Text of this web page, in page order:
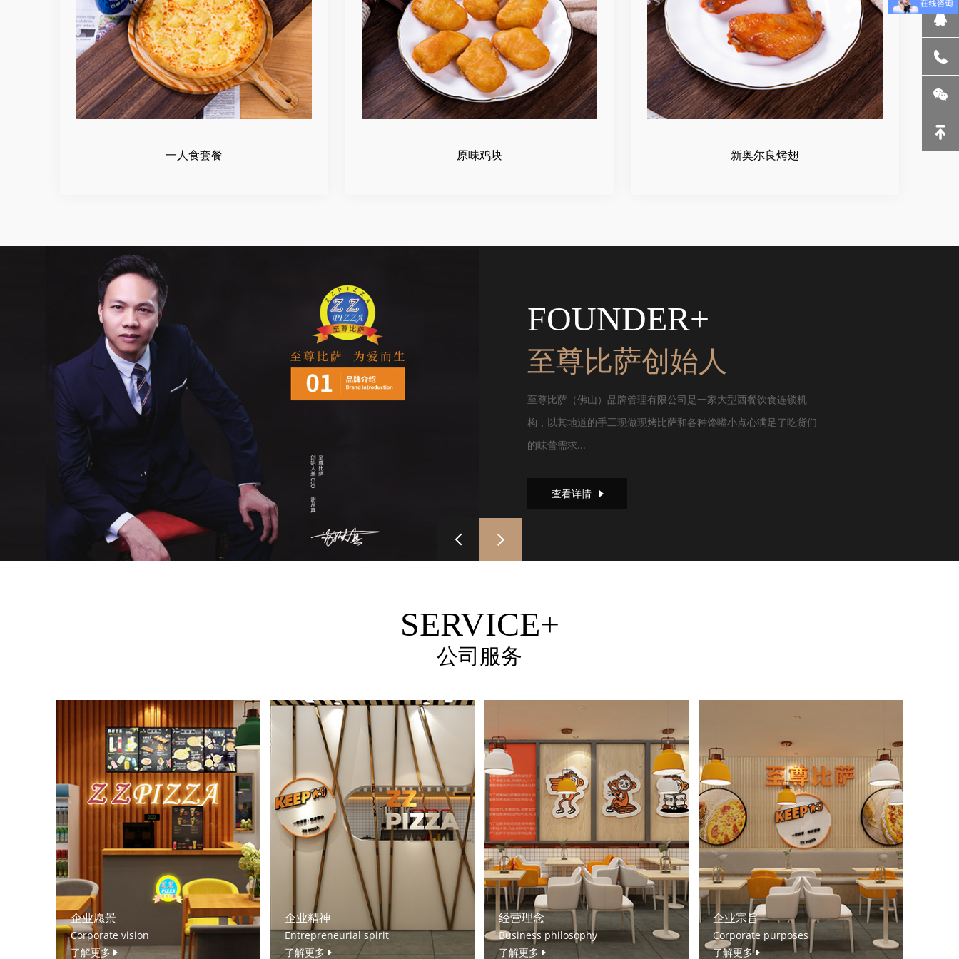
一人食套餐 原味鸡块 新奥尔良烤翅
FOUNDER+
至尊比萨创始人
至尊比萨（佛山）品牌管理有限公司是一家大型西餐饮食连锁机
构，以其地道的手工现做现烤比萨和各种馋嘴小点心满足了吃货们
的味蕾需求...
查看详情
SERVICE+
公司服务
企业愿景
Corporate vision
了解更多
企业精神
Entrepreneurial spirit
了解更多
经营理念
Business philosophy
了解更多
企业宗旨
Corporate purposes
了解更多